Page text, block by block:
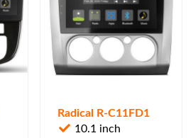
Radical R-C11FD1
10.1 inch